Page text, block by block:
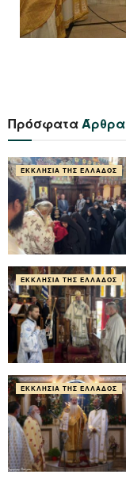
ΠρόσφαταΆρθρα
ΕΚΚΛΗΣΊΑ ΤΗΣ ΕΛΛΆΔΟΣ
ΕΚΚΛΗΣΊΑ ΤΗΣ ΕΛΛΆΔΟΣ
ΕΚΚΛΗΣΊΑ ΤΗΣ ΕΛΛΆΔΟΣ